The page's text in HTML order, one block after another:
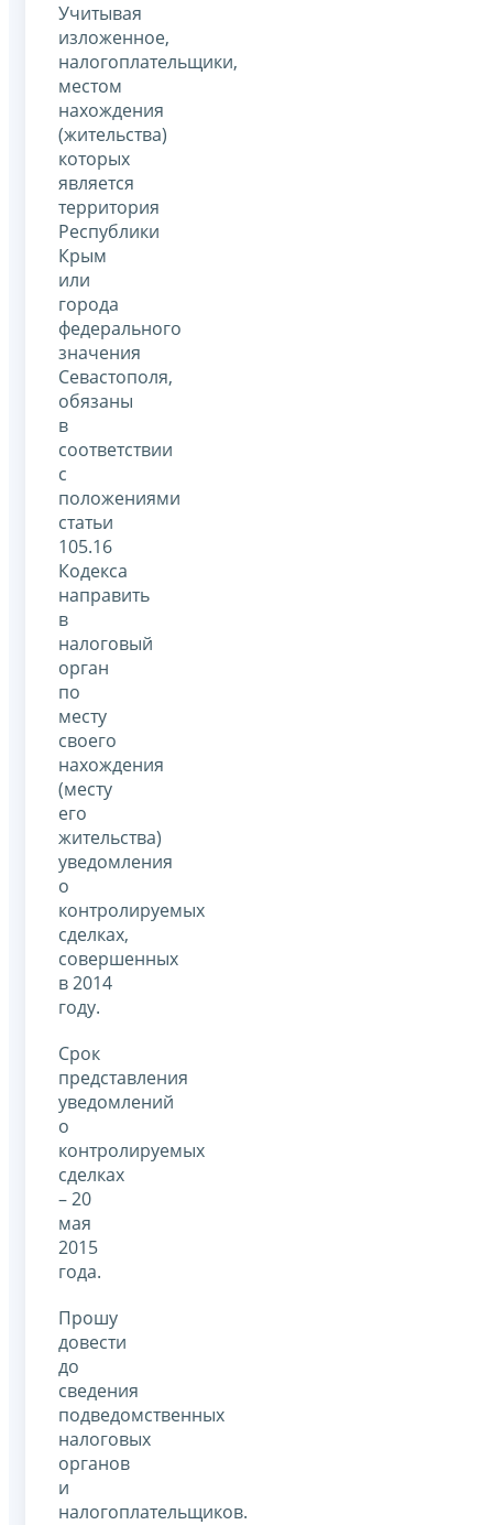
Учитывая
изложенное,
налогоплательщики,
местом
нахождения
(жительства)
которых
является
территория
Республики
Крым
или
города
федерального
значения
Севастополя,
обязаны
в
соответствии
с
положениями
статьи
105.16
Кодекса
направить
в
налоговый
орган
по
месту
своего
нахождения
(месту
его
жительства)
уведомления
о
контролируемых
сделках,
совершенных
в 2014
году.
Срок
представления
уведомлений
о
контролируемых
сделках
– 20
мая
2015
года.
Прошу
довести
до
сведения
подведомственных
налоговых
органов
и
налогоплательщиков.